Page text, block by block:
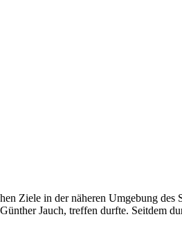
Ziele in der näheren Umgebung
Jauch, treffen durfte. Seitdem